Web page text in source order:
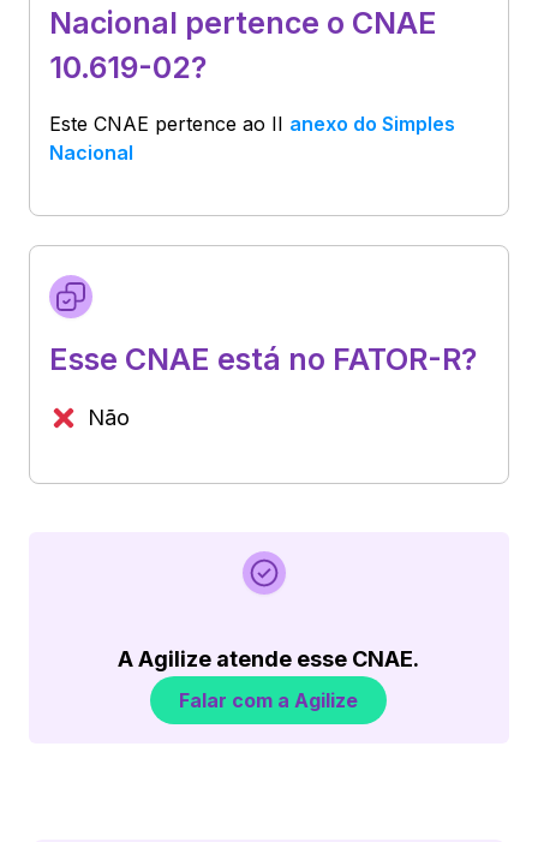
Nacional pertence o CNAE
10.619-02?
Este CNAE pertence ao II anexo do Simples
Nacional
Esse CNAE está no FATOR-R?
Não
A Agilize atende esse CNAE.
Falar com a Agilize